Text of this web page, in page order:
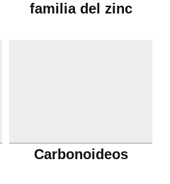
familia del zinc
Carbonoideos